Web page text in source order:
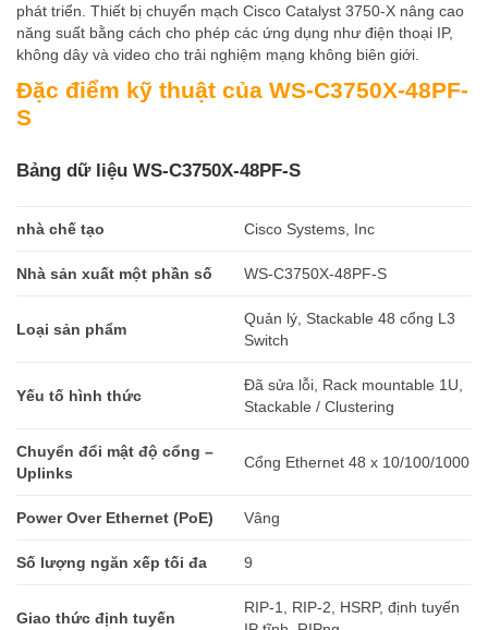
phát triển. Thiết bị chuyển mạch Cisco Catalyst 3750-X nâng cao
năng suất bằng cách cho phép các ứng dụng như điện thoại IP,
không dây và video cho trải nghiệm mạng không biên giới.
Đặc điểm kỹ thuật của WS-C3750X-48PF-
S
Bảng dữ liệu WS-C3750X-48PF-S
nhà chế tạo Cisco Systems, Inc
Nhà sản xuất một phần số WS-C3750X-48PF-S
Loại sản phẩm
Quản lý, Stackable 48 cổng L3
Switch
Yếu tố hình thức
Đã sửa lỗi, Rack mountable 1U,
Stackable / Clustering
Chuyển đổi mật độ cổng –
Uplinks
Cổng Ethernet 48 x 10/100/1000
Power Over Ethernet (PoE) Vâng
Số lượng ngăn xếp tối đa 9
Giao thức định tuyến
RIP-1, RIP-2, HSRP, định tuyến